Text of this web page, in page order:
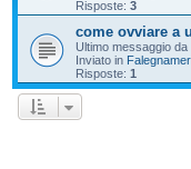
Risposte: 3
come ovviare a
Ultimo messaggio da
Inviato in
Risposte: 1